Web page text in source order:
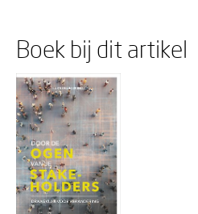
Boek bij dit artikel